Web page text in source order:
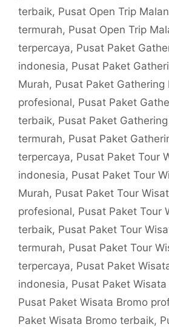
terbaik, Pusat Open Trip
termurah, Pusat Open Trip
terpercaya, Pusat Paket
indonesia, Pusat Paket
Murah, Pusat Paket Gathering
profesional, Pusat Paket
terbaik, Pusat Paket
termurah, Pusat Paket
terpercaya, Pusat Paket Tour
indonesia, Pusat Paket Tour
Murah, Pusat Paket Tour
profesional, Pusat Paket Tour
terbaik, Pusat Paket Tour
termurah, Pusat Paket Tour
terpercaya, Pusat Paket
indonesia, Pusat Paket
Pusat Paket Wisata Bromo
Paket Wisata Bromo terbaik,